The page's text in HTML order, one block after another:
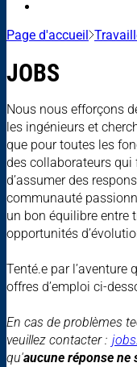
Page d'accueil
JOBS
Nous nous efforçons
les ingénieurs et
que pour toutes les
des collaborateurs qui
d’assumer des
communauté
un bon équilibre entre
opportunités
Tenté.e par l’aventure
offres d’emploi ci-
En cas de problèmes
veuillez contacter :
qu'aucune réponse ne